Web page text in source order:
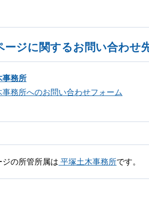
ージに関するお問い合わせ
事務所
事務所へのお問い合わせフォーム
ジの所管所属は 平塚土木事務所です。